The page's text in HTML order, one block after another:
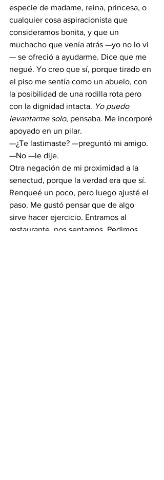
especie de madame, reina, princesa, o
cualquier cosa aspiracionista que
consideramos bonita, y que un
muchacho que venía atrás —yo no lo vi
— se ofreció a ayudarme. Dice que me
negué. Yo creo que sí, porque tirado en
el piso me sentía como un abuelo, con
la posibilidad de una rodilla rota pero
con la dignidad intacta. Yo puedo
levantarme solo, pensaba. Me incorporé
apoyado en un pilar.
—¿Te lastimaste? —preguntó mi amigo.
—No —le dije.
Otra negación de mi proximidad a la
senectud, porque la verdad era que sí.
Renqueé un poco, pero luego ajusté el
paso. Me gustó pensar que de algo
sirve hacer ejercicio. Entramos al
restaurante, nos sentamos. Pedimos